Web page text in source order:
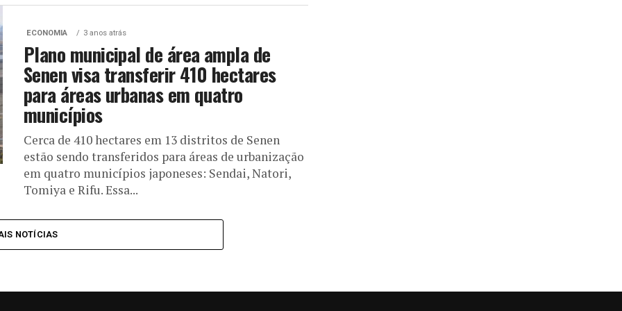
ECONOMIA 3 anos atrás
Plano municipal de área ampla de
Senen visa transferir 410 hectares
para áreas urbanas em quatro
municípios
Cerca de 410 hectares em 13 distritos de Senen
estão sendo transferidos para áreas de urbanização
em quatro municípios japoneses: Sendai, Natori,
Tomiya e Rifu. Essa...
NOTÍCIAS